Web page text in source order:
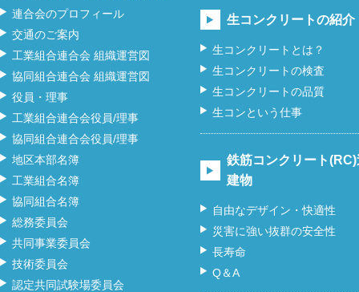
連合会のプロフィール
交通のご案内
工業組合連合会 組織運営図
協同組合連合会 組織運営図
役員・理事
工業組合連合会役員/理事
協同組合連合会役員/理事
地区本部名簿
工業組合名簿
協同組合名簿
総務委員会
共同事業委員会
技術委員会
認定共同試験場委員会
生コンクリートの紹介
生コンクリートとは？
生コンクリートの検査
生コンクリートの品質
生コンという仕事
鉄筋コンクリート
建物
自由なデザイン・快適性
災害に強い抜群の安全性
長寿命
Q＆A